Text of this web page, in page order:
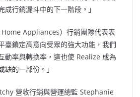
行銷漏斗中的下一階段。」
Appliances）行銷團隊代表表
臺鎖定高意向受眾的強大功能，我們
動率與轉換率，這也使 Realize 成為
的一部份。」
營收行銷與營運總監 Stephanie